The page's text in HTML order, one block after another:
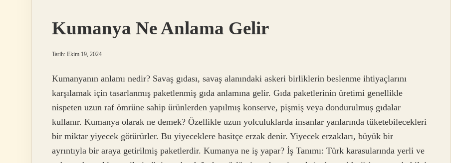
Kumanya Ne Anlama Gelir
Tarih: Ekim 19, 2024
Kumanyanın anlamı nedir? Savaş gıdası, savaş alanındaki askeri birliklerin beslenme ihtiyaçlarını
karşılamak için tasarlanmış paketlenmiş gıda anlamına gelir. Gıda paketlerinin üretimi genellikle
nispeten uzun raf ömrüne sahip ürünlerden yapılmış konserve, pişmiş veya dondurulmuş gıdalar
kullanır. Kumanya olarak ne demek? Özellikle uzun yolculuklarda insanlar yanlarında tüketebilecekleri
bir miktar yiyecek götürürler. Bu yiyeceklere basitçe erzak denir. Yiyecek erzakları, büyük bir
ayrıntıyla bir araya getirilmiş paketlerdir. Kumanya ne iş yapar? İş Tanımı: Türk karasularında yerli ve